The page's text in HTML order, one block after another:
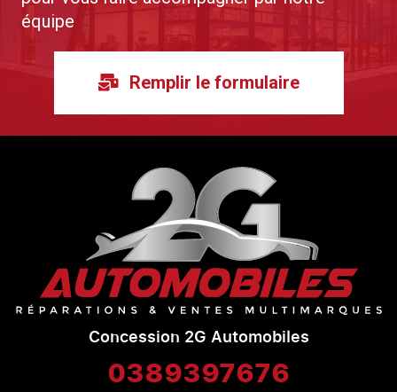
équipe
Remplir le formulaire
Concession 2G Automobiles
0389397676